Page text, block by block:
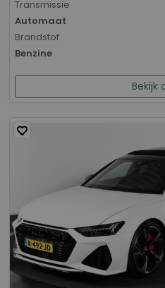
Transmissie
Automaat
Brandstof
Benzine
Bekijk